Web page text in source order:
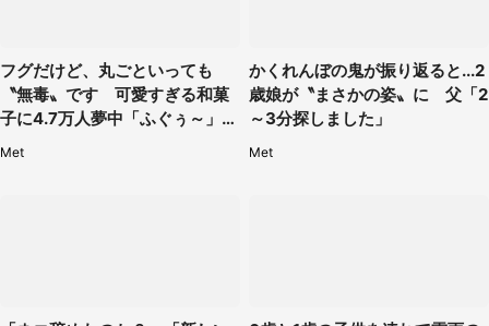
フグだけど、丸ごといっても
〝無毒〟です 可愛すぎる和菓
子に4.7万人夢中「ふぐぅ～」
Met
かくれんぼの鬼が振り返ると...2
歳娘が〝まさかの姿〟に 父「2
～3分探しました」
Met